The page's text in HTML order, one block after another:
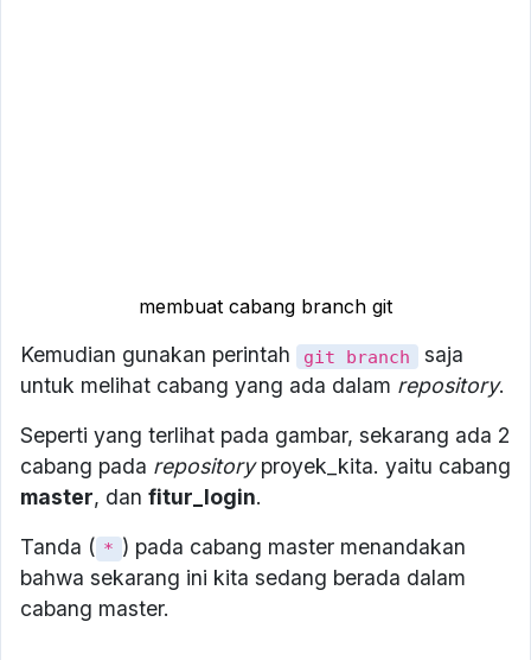
membuat cabang branch git
Kemudian gunakan perintah git branch
saja
untuk melihat cabang yang ada dalam repository.
Seperti yang terlihat pada gambar, sekarang ada 2
cabang pada repositoryproyek_kita. yaitu cabang
master, dan fitur_login.
Tanda ( * ) pada cabang master menandakan
bahwa sekarang ini kita sedang berada dalam
cabang master.